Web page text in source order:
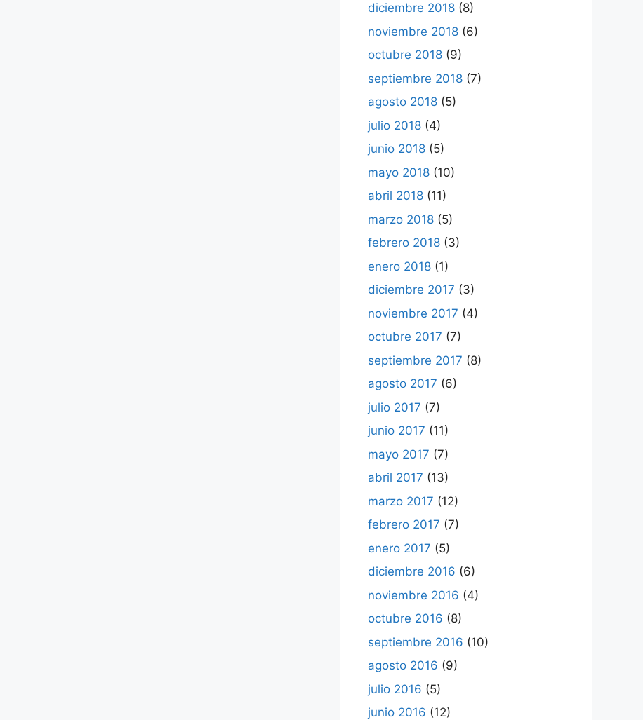
diciembre 2018 (8)
noviembre 2018 (6)
octubre 2018 (9)
septiembre 2018 (7)
agosto 2018 (5)
julio 2018 (4)
junio 2018 (5)
mayo 2018 (10)
abril 2018 (11)
marzo 2018 (5)
febrero 2018 (3)
enero 2018 (1)
diciembre 2017 (3)
noviembre 2017 (4)
octubre 2017 (7)
septiembre 2017 (8)
agosto 2017 (6)
julio 2017 (7)
junio 2017 (11)
mayo 2017 (7)
abril 2017 (13)
marzo 2017 (12)
febrero 2017 (7)
enero 2017 (5)
diciembre 2016 (6)
noviembre 2016 (4)
octubre 2016 (8)
septiembre 2016 (10)
agosto 2016 (9)
julio 2016 (5)
junio 2016 (12)